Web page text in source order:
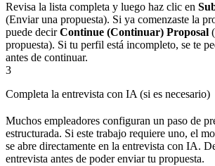
Revisa la lista completa y luego haz clic en
(Enviar una propuesta). Si ya comenzaste la
puede decirContinue (Continuar) Proposal
propuesta). Si tu perfil está incompleto, se te
antes de continuar.
3
Completa la entrevista con IA (si es necesario)
Muchos empleadores configuran un paso de
estructurada. Si este trabajo requiere uno, el
se abre directamente en la entrevista con IA.
entrevista antes de poder enviar tu propuesta.